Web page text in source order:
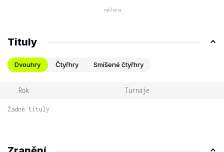
Tituly
Dvouhry Čtyřhry Smíšené čtyřhry
Rok Turnaje
Žádné tituly